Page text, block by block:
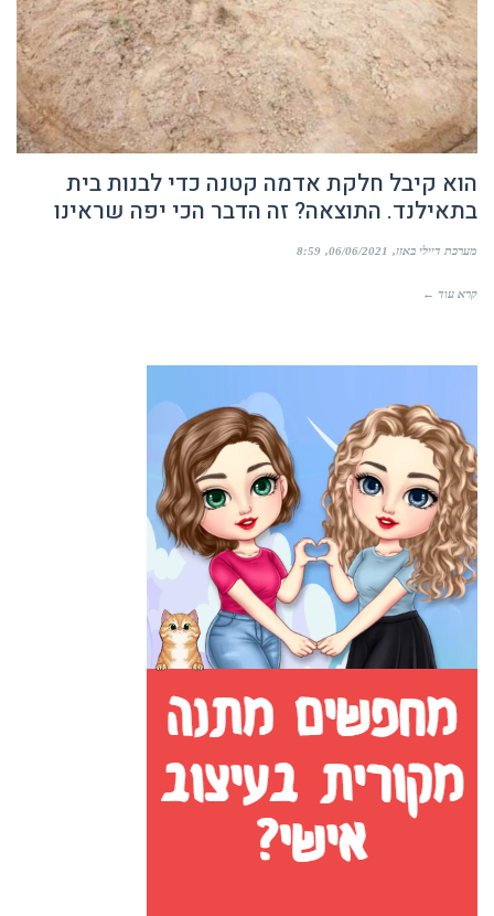
הוא קיבל חלקת אדמה קטנה כדי לבנות בית
בתאילנד. התוצאה? זה הדבר הכי יפה שראינו
מערכת דיילי באזז 06/06/2021
8:59
קרא עוד ←